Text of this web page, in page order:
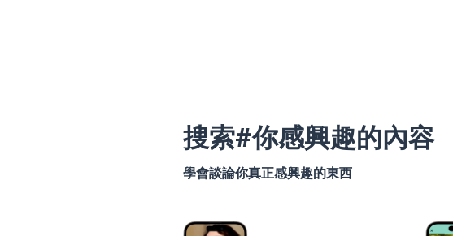
搜索#你感興趣的內容
學會談論你真正感興趣的東西